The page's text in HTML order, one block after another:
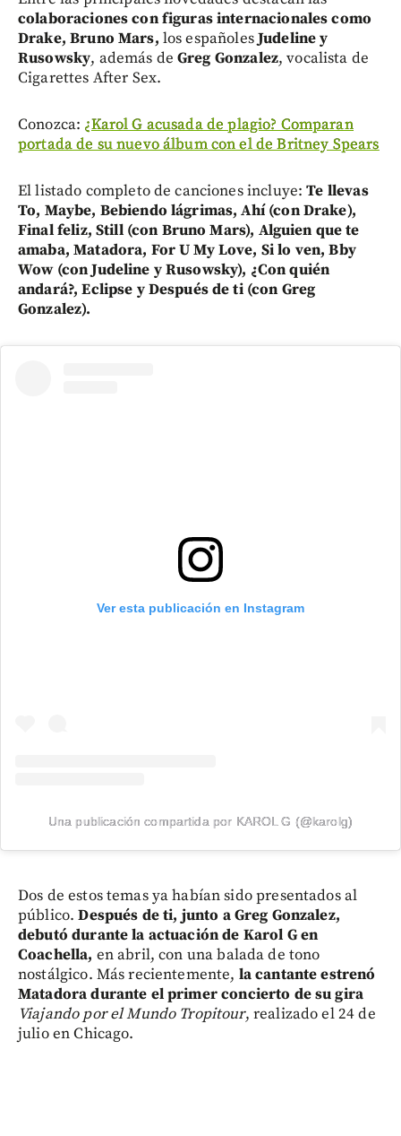
colaboraciones con figuras internacionales como
Drake, Bruno Mars, los españolesJudeline y
Rusowsky, además de Greg Gonzalez, vocalista de
Cigarettes After Sex.
Conozca: ¿Karol G acusada de plagio? Comparan
portada de su nuevo álbum con el de Britney Spears
El listado completo de canciones incluye:Te llevas
To, Maybe, Bebiendo lágrimas, Ahí (con Drake),
Final feliz, Still (con Bruno Mars), Alguien que te
amaba, Matadora, For U My Love, Si lo ven, Bby
Wow (con Judeline y Rusowsky), ¿Con quién
andará?, Eclipse y Después de ti (con Greg
Gonzalez).
Ver esta publicación en Instagram
Una publicación compartida por KAROL G (@karolg)
Dos de estos temas ya habían sido presentados al
público. Después de ti, junto a Greg Gonzalez,
debutó durante la actuación de Karol G en
Coachella, en abril, con una balada de tono
nostálgico. Más recientemente, la cantante estrenó
Matadoradurante el primer concierto de su gira
Viajando por el Mundo Tropitour, realizado el 24 de
julio en Chicago.